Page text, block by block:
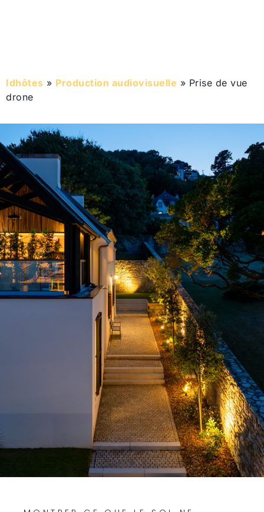
Idhôtes » Production audiovisuelle » Prise de vue
drone